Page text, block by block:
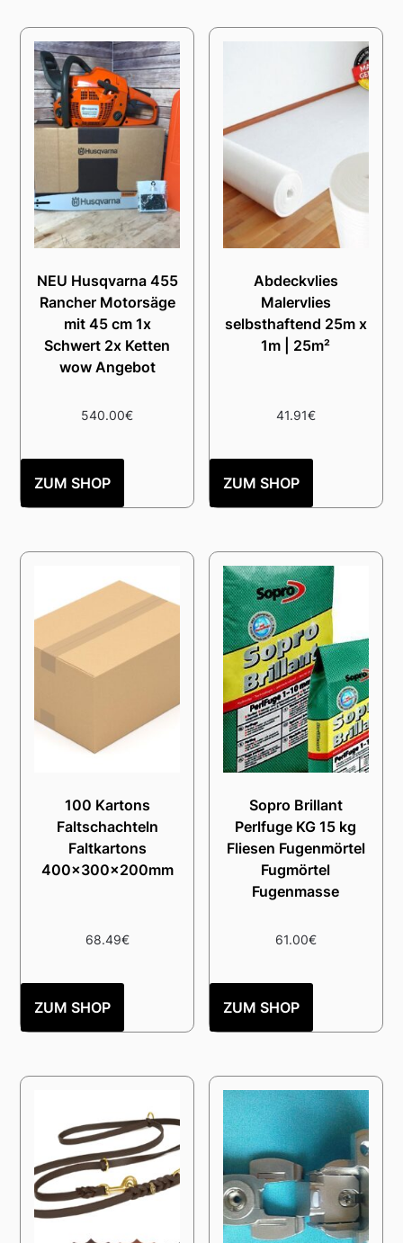
NEU Husqvarna 455
Rancher Motorsäge
mit 45 cm 1x
Schwert 2x Ketten
wow Angebot
540.00€
ZUM SHOP
Abdeckvlies
Malervlies
selbsthaftend 25m x
1m | 25m²
41.91€
ZUM SHOP
100 Kartons
Faltschachteln
Faltkartons
400x300x200mm
68.49€
ZUM SHOP
Sopro Brillant
Perlfuge KG 15 kg
Fliesen Fugenmörtel
Fugmörtel
Fugenmasse
61.00€
ZUM SHOP